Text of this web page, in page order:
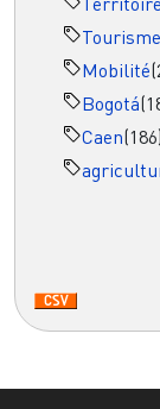
Tourisme
Mobilité
Bogotá
Caen(186)